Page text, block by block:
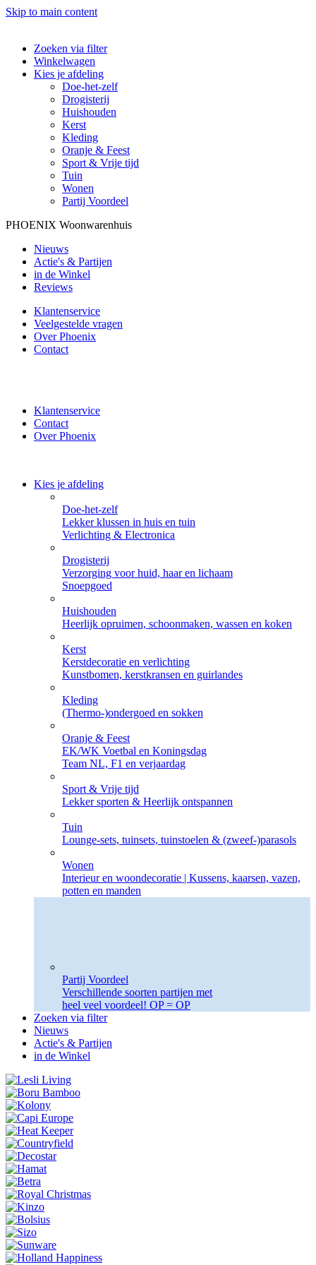
Skip to main content
Zoeken via filter
Winkelwagen
Kies je afdeling
Doe-het-zelf
Drogisterij
Huishouden
Kerst
Kleding
Oranje & Feest
Sport & Vrije tijd
Tuin
Wonen
Partij Voordeel
PHOENIX Woonwarenhuis
Nieuws
Actie's & Partijen
in de Winkel
Reviews
Klantenservice
Veelgestelde vragen
Over Phoenix
Contact
Klantenservice
Contact
Over Phoenix
Kies je afdeling
Doe-het-zelf
Lekker klussen in huis en tuin
Verlichting & Electronica
Drogisterij
Verzorging voor huid, haar en lichaam
Snoepgoed
Huishouden
Heerlijk opruimen, schoonmaken, wassen en koken
Kerst
Kerstdecoratie en verlichting
Kunstbomen, kerstkransen en guirlandes
Kleding
(Thermo-)ondergoed en sokken
Oranje & Feest
EK/WK Voetbal en Koningsdag
Team NL, F1 en verjaardag
Sport & Vrije tijd
Lekker sporten & Heerlijk ontspannen
Tuin
Lounge-sets, tuinsets, tuinstoelen & (zweef-)parasols
Wonen
Interieur en woondecoratie | Kussens, kaarsen, vazen,
potten en manden
Partij Voordeel
Verschillende soorten partijen met
heel veel voordeel! OP = OP
Zoeken via filter
Nieuws
Actie's & Partijen
in de Winkel